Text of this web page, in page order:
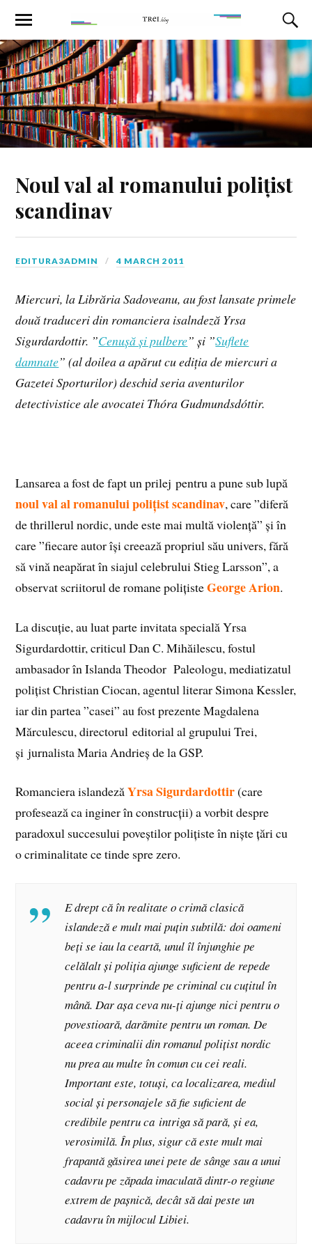
Noul val al romanului polițist
scandinav
EDITURA3ADMIN 4 MARCH 2011
Miercuri, la Librăria Sadoveanu, au fost lansate primele
două traduceri din romanciera isalndeză Yrsa
Sigurdardottir. ”Cenușă și pulbere” și ”Suflete
damnate” (al doilea a apărut cu ediția de miercuri a
Gazetei Sporturilor) deschid seria aventurilor
detectivistice ale avocatei Thóra Gudmundsdóttir.
Lansarea a fost de fapt un prilej pentru a pune sub lupă
noul val al romanului polițist scandinav, care ”diferă
de thrillerul nordic, unde este mai multă violență” și în
care ”fiecare autor își creează propriul său univers, fără
să vină neapărat în siajul celebrului Stieg Larsson”, a
observat scriitorul de romane polițisteGeorge Arion.
La discuție, au luat parte invitata specială Yrsa
Sigurdardottir, criticul Dan C. Mihăilescu, fostul
ambasador în Islanda Theodor Paleologu, mediatizatul
polițist Christian Ciocan, agentul literar Simona Kessler,
iar din partea ”casei” au fost prezente Magdalena
Mărculescu, directorul editorial al grupului Trei,
și jurnalista Maria Andrieș de la GSP.
Romanciera islandezăYrsa Sigurdardottir(care
profesează ca inginer în construcții) a vorbit despre
paradoxul succesului poveștilor polițiste în niște țări cu
o criminalitate ce tinde spre zero.
E drept că în realitate o crimă clasică
islandeză e mult mai puțin subtilă: doi oameni
beți se iau la ceartă, unul îl înjunghie pe
celălalt și poliția ajunge suficient de repede
pentru a-l surprinde pe criminal cu cuțitul în
mână. Dar așa ceva nu-ți ajunge nici pentru o
povestioară, darămite pentru un roman. De
aceea criminalii din romanul polițist nordic
nu prea au multe în comun cu cei reali.
Important este, totuși, ca localizarea, mediul
social și personajele să fie suficient de
credibile pentru ca intriga să pară, și ea,
verosimilă. În plus, sigur că este mult mai
frapantă găsirea unei pete de sânge sau a unui
cadavru pe zăpada imaculată dintr-o regiune
extrem de pașnică, decât să dai peste un
cadavru în mijlocul Libiei.